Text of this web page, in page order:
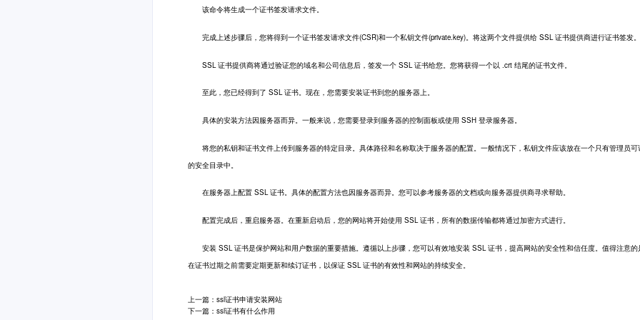
该命令将生成一个证书签发请求文件。
完成上述步骤后，您将得到一个证书签发请求文件(CSR)和一个私钥文件(private.key)。将这两个文件提供给 SSL 证书提供商进行证书签发。
SSL 证书提供商将通过验证您的域名和公司信息后，签发一个 SSL 证书给您。您将获得一个以 .crt 结尾的证书文件。
至此，您已经得到了 SSL 证书。现在，您需要安装证书到您的服务器上。
具体的安装方法因服务器而异。一般来说，您需要登录到服务器的控制面板或使用 SSH 登录服务器。
将您的私钥和证书文件上传到服务器的特定目录。具体路径和名称取决于服务器的配置。一般情况下，私钥文件应该放在一个只有管理员可
的安全目录中。
在服务器上配置 SSL 证书。具体的配置方法也因服务器而异。您可以参考服务器的文档或向服务器提供商寻求帮助。
配置完成后，重启服务器。在重新启动后，您的网站将开始使用 SSL 证书，所有的数据传输都将通过加密方式进行。
安装 SSL 证书是保护网站和用户数据的重要措施。遵循以上步骤，您可以有效地安装 SSL 证书，提高网站的安全性和信任度。值得注意的
在证书过期之前需要定期更新和续订证书，以保证 SSL 证书的有效性和网站的持续安全。
上一篇：ssl证书申请安装网站
下一篇：ssl证书有什么作用